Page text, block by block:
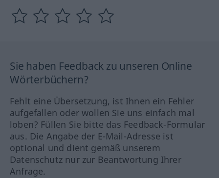
Sie haben Feedback zu unseren Online
Wörterbüchern?
Fehlt eine Übersetzung, ist Ihnen ein Fehler
aufgefallen oder wollen Sie uns einfach mal
loben? Füllen Sie bitte das Feedback-Formular
aus. Die Angabe der E-Mail-Adresse ist
optional und dient gemäß unserem
Datenschutz nur zur Beantwortung Ihrer
Anfrage.